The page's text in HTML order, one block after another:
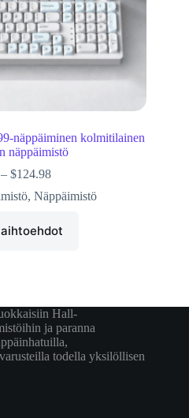
näppäiminen kolmitilainen
näppäimistö
– $124.98
,Näppäimistö
Hall-
ja paranna
todella yksilöllisen